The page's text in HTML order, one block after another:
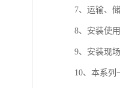
7、运输、
8、安装使
9、安装现
10、本系